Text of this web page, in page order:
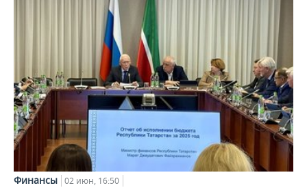
Финансы 02 июн, 16:50